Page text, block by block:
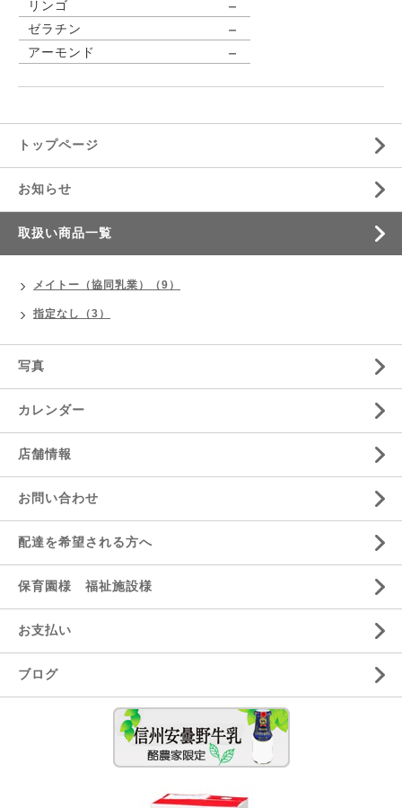
リンゴ －
ゼラチン －
アーモンド －
トップページ
お知らせ
取扱い商品一覧
メイトー（協同乳業）（9）
指定なし（3）
写真
カレンダー
店舗情報
お問い合わせ
配達を希望される方へ
保育園様 福祉施設様
お支払い
ブログ